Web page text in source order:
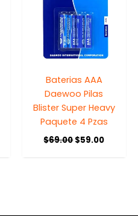
Baterias AAA
Daewoo Pilas
Blister Super Heavy
Paquete 4 Pzas
$69.00$59.00